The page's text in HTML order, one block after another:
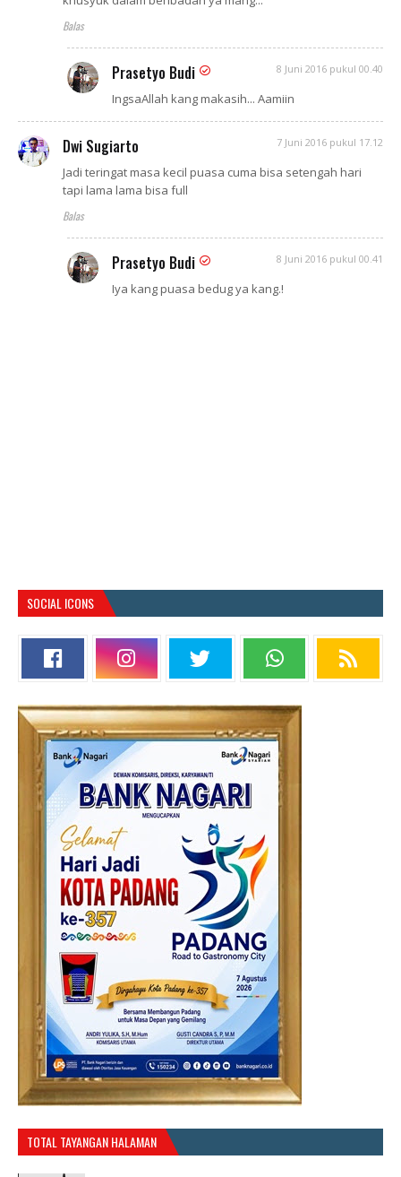
Balas
Prasetyo Budi 8 Juni 2016 pukul 00.40
IngsaAllah kang makasih... Aamiin
Dwi Sugiarto 7 Juni 2016 pukul 17.12
Jadi teringat masa kecil puasa cuma bisa setengah hari
tapi lama lama bisa full
Balas
Prasetyo Budi 8 Juni 2016 pukul 00.41
Iya kang puasa bedug ya kang.!
SOCIAL ICONS
TOTAL TAYANGAN HALAMAN